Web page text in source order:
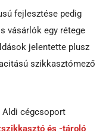
fejlesztése pedig
vásárlók egy rétege
jelentette plusz
szikkasztómező
Aldi cégcsoport
és -tároló